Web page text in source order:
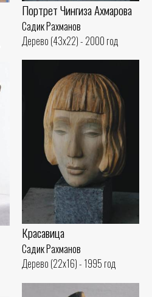
Портрет Чингиза Ахмарова
Садик Рахманов
Дерево (43x22) - 2000 год
Красавица
Садик Рахманов
Дерево (22x16) - 1995 год